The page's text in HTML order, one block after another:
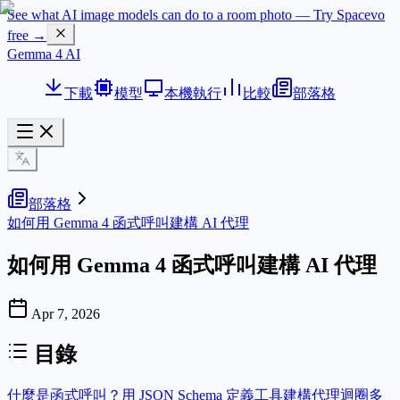
See what AI image models can do to a room photo — Try Spacevo
free →
Gemma 4 AI
下載 模型 本機執行 比較 部落格
部落格
如何用 Gemma 4 函式呼叫建構 AI 代理
如何用 Gemma 4 函式呼叫建構 AI 代理
Apr 7, 2026
目錄
什麼是函式呼叫？ 用 JSON Schema 定義工具建構代理迴圈多